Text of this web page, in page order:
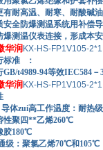
有耐高温、耐寒、耐酸碱
安全防爆测温系统用补偿
爆测温仪表连接，形成本安
华润 KX-HS-FP1V105-
标准 ：
t4989-94等效IEC584－3
华润 KX-HS-FP1V105-
zui高工作温度：耐热级
四**乙烯260℃
180℃
聚氯乙烯70℃和105℃